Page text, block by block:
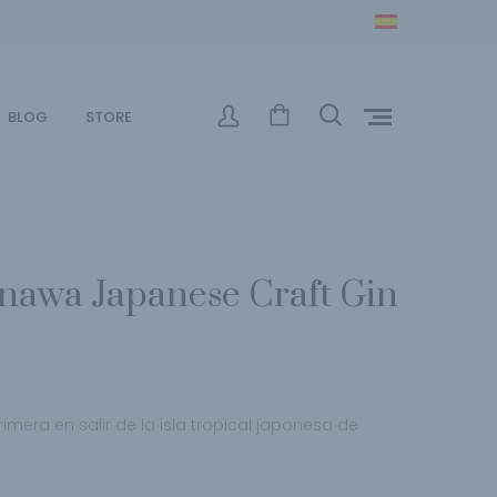
BLOG STORE
Japanese Craft Gin
en salir de la isla tropical japonesa de